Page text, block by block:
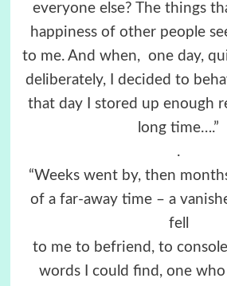
everyone else? The things
happiness of other people
to me. And when, one day,
deliberately, I decided to
that day I stored up enough
long time….”
.
“Weeks went by, then
of a far-away time – a
fell
to me to befriend, to
words I could find, one